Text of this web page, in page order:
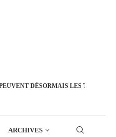
DÉSORMAIS LES
ARCHIVES